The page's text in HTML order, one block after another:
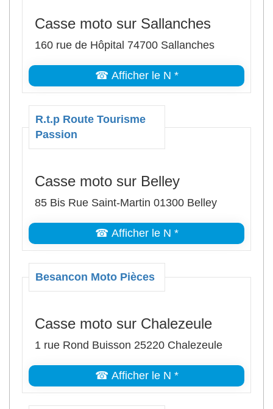
Casse moto sur Sallanches
160 rue de Hôpital 74700 Sallanches
☎ Afficher le N *
R.t.p Route Tourisme
Passion
Casse moto sur Belley
85 Bis Rue Saint-Martin 01300 Belley
☎ Afficher le N *
Besancon Moto Pièces
Casse moto sur Chalezeule
1 rue Rond Buisson 25220 Chalezeule
☎ Afficher le N *